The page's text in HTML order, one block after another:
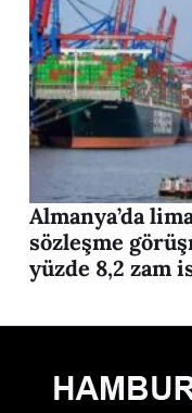
Almanya’da
sözleşme
yüzde 8,2 zam